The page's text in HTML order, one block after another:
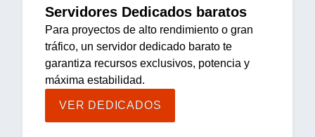
Servidores Dedicados baratos
Para proyectos de alto rendimiento o gran
tráfico, un servidor dedicado barato te
garantiza recursos exclusivos, potencia y
máxima estabilidad.
VER DEDICADOS